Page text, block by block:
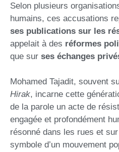
Selon plusieurs
humains, ces accusations
ses publications sur les
appelait à des réformes
que sur ses échanges
Mohamed Tajadit, souvent
Hirak, incarne cette
de la parole un acte de
engagée et profondément
résonné dans les rues et
symbole d’un mouvement